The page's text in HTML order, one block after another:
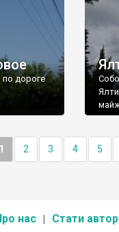
дороге
1 2 3 4 5
нас Стати